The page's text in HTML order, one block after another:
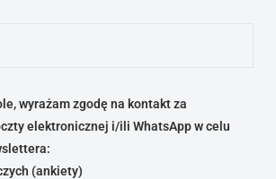
wyrażam zgodę na kontakt za
elektronicznej i/ili WhatsApp w celu
(ankiety)